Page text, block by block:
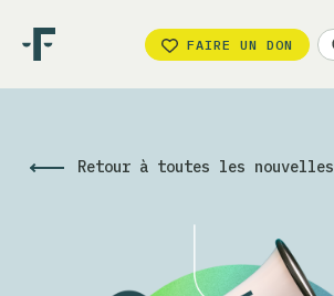
FAIRE UN DON
Retour à toutes les nouvelles